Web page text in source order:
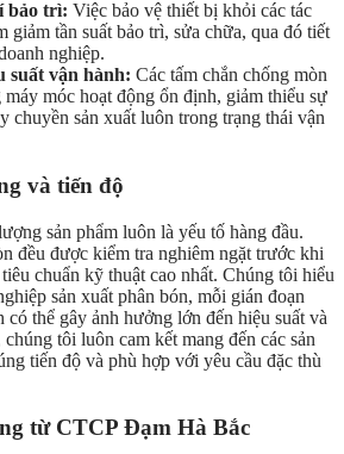
bảo trì: Việc bảo vệ thiết bị khỏi các tác
giảm tần suất bảo trì, sửa chữa, qua đó tiết
nghiệp.
suất vận hành: Các tấm chắn chống mòn
máy móc hoạt động ổn định, giảm thiểu sự
chuyền sản xuất luôn trong trạng thái vận
và tiến độ
sản phẩm luôn là yếu tố hàng đầu.
đều được kiểm tra nghiêm ngặt trước khi
chuẩn kỹ thuật cao nhất. Chúng tôi hiểu
sản xuất phân bón, mỗi gián đoạn
có thể gây ảnh hưởng lớn đến hiệu suất và
tôi luôn cam kết mang đến các sản
tiến độ và phù hợp với yêu cầu đặc thù
từ CTCP Đạm Hà Bắc